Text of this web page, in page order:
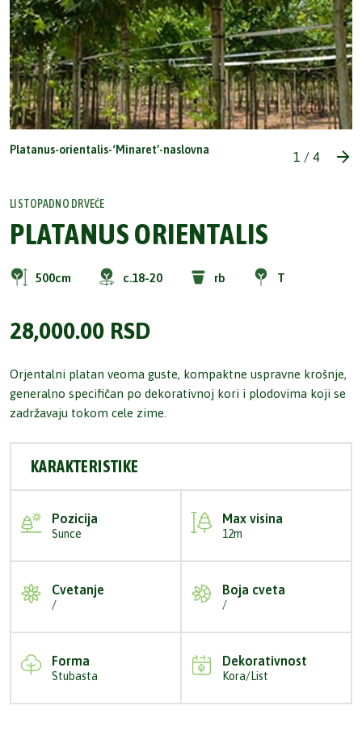
Platanus-orientalis-‘Minaret’-naslovna 1 / 4
LISTOPADNO DRVEĆE
PLATANUS ORIENTALIS
500cm c.18-20 rb T
28,000.00 RSD
Orjentalni platan veoma guste, kompaktne uspravne krošnje,
generalno specifičan po dekorativnoj kori i plodovima koji se
zadržavaju tokom cele zime.
KARAKTERISTIKE
Pozicija
Sunce
Max visina
12m
Cvetanje
/
Boja cveta
/
Forma
Stubasta
Dekorativnost
Kora/List